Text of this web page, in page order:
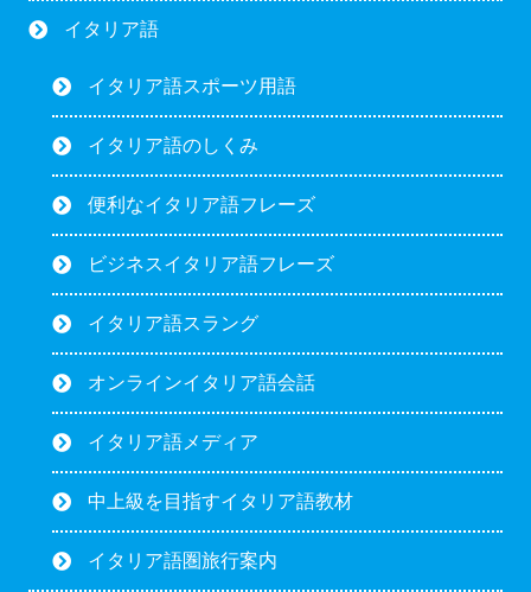
イタリア語
イタリア語スポーツ用語
イタリア語のしくみ
便利なイタリア語フレーズ
ビジネスイタリア語フレーズ
イタリア語スラング
オンラインイタリア語会話
イタリア語メディア
中上級を目指すイタリア語教材
イタリア語圏旅行案内